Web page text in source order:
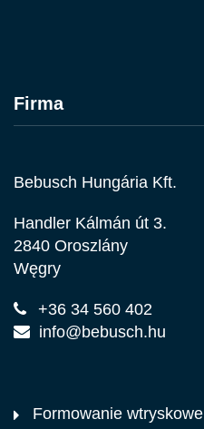
Firma
Bebusch Hungária Kft.
Handler Kálmán út 3.
2840 Oroszlány
Węgry
+36 34 560 402
info@bebusch.hu
Formowanie wtryskowe